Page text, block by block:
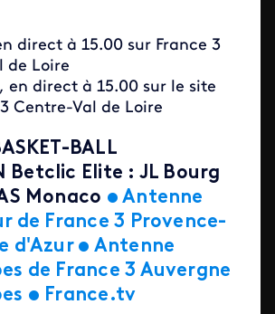
direct à 15.00 sur France 3
de Loire
, en direct à 15.00 sur le site
Centre-Val de Loire
BALL
Betclic Elite : JL Bourg
Monaco • Antenne
de France 3 Provence-
d'Azur • Antenne
de France 3 Auvergne
• France.tv